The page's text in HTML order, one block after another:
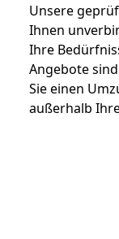
Unsere
Ihnen
Ihre
Angebote
Sie einen
außerhalb